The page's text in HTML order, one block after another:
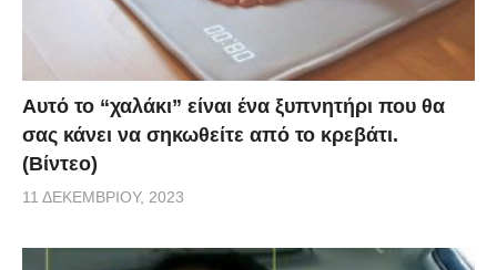
Αυτό το “χαλάκι” είναι ένα ξυπνητήρι που θα
σας κάνει να σηκωθείτε από το κρεβάτι.
(Βίντεο)
11 ΔΕΚΕΜΒΡΊΟΥ, 2023